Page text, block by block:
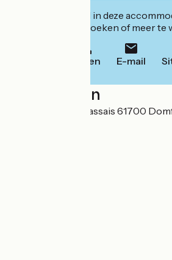
Geïnteresseerd in deze
website om te boeken of meer te
Bellen E-mail
Localisation
4 rue du Champ Passais 61700